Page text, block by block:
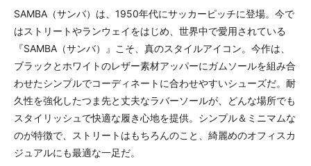
SAMBA（サンバ）は、1950年代にサッカーピッチに登場。今で
はストリートやランウェイをはじめ、世界中で愛用されている
『SAMBA（サンバ）』こそ、真のスタイルアイコン。今作は、
ブラックとホワイトのレザー素材アッパーにガムソールを組み合
わせたシンプルでコーディネートに合わせやすいシューズだ。耐
久性を強化したつま先と丈夫なラバーソールが、どんな場所でも
スタイリッシュで快適な履き心地を提供。シンプル＆ミニマムな
のが特徴で、ストリートはもちろんのこと、綺麗めのオフィスカ
ジュアルにも最適な一足だ。